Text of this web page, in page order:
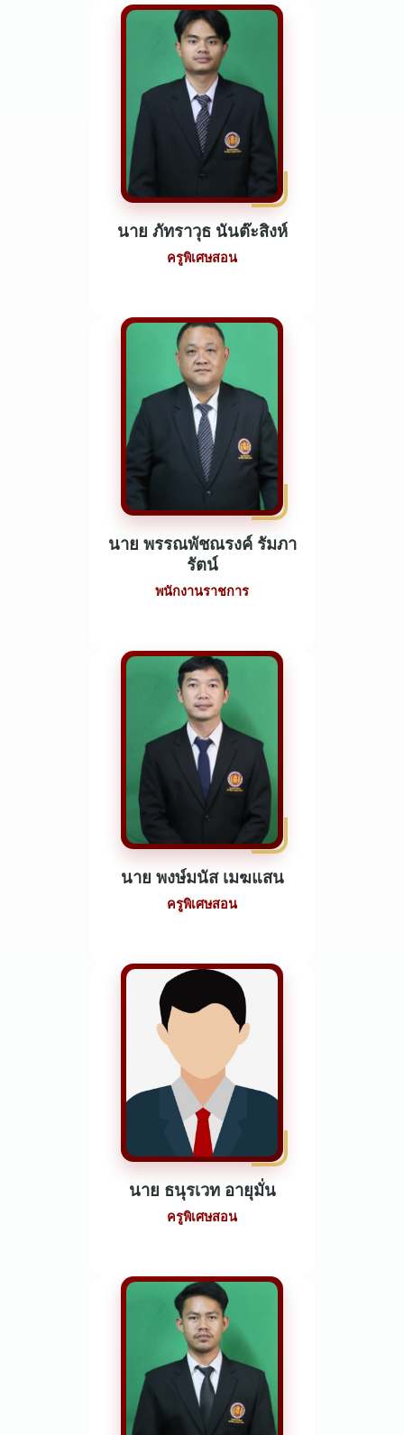
นาย ภัทราวุธ นันต๊ะสิงห์
ครูพิเศษสอน
นาย พรรณพัชณรงค์ รัมภา
รัตน์
พนักงานราชการ
นาย พงษ์มนัส เมฆแสน
ครูพิเศษสอน
นาย ธนุรเวท อายุมั่น
ครูพิเศษสอน